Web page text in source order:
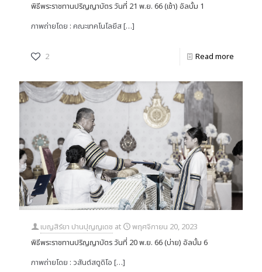
พิธีพระราชทานปริญญาบัตร วันที่ 21 พ.ย. 66 (เช้า) อัลบั้ม 1
ภาพถ่ายโดย : คณะเทคโนโลยีส[…]
2 Read more
เบญสิร์ยา ปานปุญญเดช at
พฤศจิกายน 20, 2023
พิธีพระราชทานปริญญาบัตร วันที่ 20 พ.ย. 66 (บ่าย) อัลบั้ม 6
ภาพถ่ายโดย : วสันต์สตูดิโอ […]